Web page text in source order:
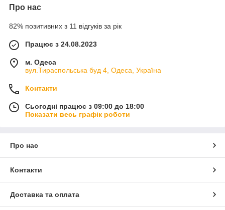
Про нас
82% позитивних з 11 відгуків за рік
Працює з 24.08.2023
м. Одеса
вул.Тираспольська буд 4, Одеса, Україна
Контакти
Сьогодні працює з 09:00 до 18:00
Показати весь графік роботи
Про нас
Контакти
Доставка та оплата